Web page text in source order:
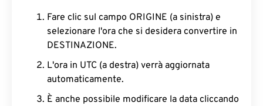
Fare clic sul campo ORIGINE (a sinistra) e
selezionare l'ora che si desidera convertire in
DESTINAZIONE.
L'ora in UTC (a destra) verrà aggiornata
automaticamente.
È anche possibile modificare la data cliccando